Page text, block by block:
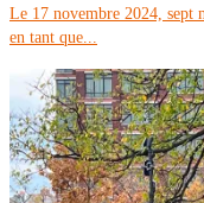
Le 17 novembre 2024, sept
en tant que...